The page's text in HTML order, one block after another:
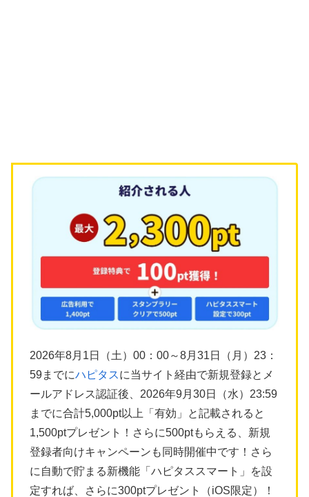
2026年8月1日（土）00：00～8月31日（月）23：
59までにハピタスに当サイト経由で新規登録とメ
ールアドレス認証後、2026年9月30日（水）23:59
までに合計5,000pt以上「有効」と記載されると
1,500ptプレゼント！さらに500ptもらえる、新規
登録者向けキャンペーンも同時開催中です！さら
に自動で貯まる新機能「ハピタススマート」を設
定すれば、さらに300ptプレゼント（iOS限定）！